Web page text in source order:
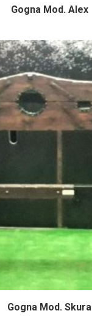
Gogna Mod. Alex
Gogna Mod. Skura